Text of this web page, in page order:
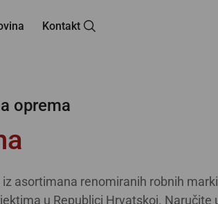
Kontakt
oprema
asortimana renomiranih robnih marki
u Republici Hrvatskoj. Naručite